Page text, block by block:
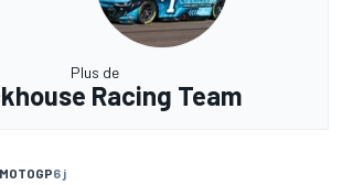
Plus de
Racing Team
MOTOGP6 j